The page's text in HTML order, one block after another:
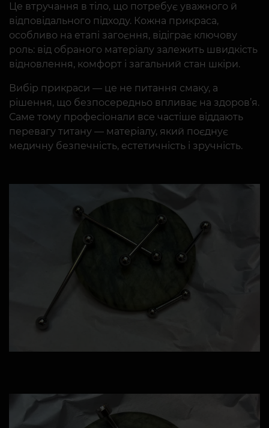
Це втручання в тіло, що потребує уважного й
відповідального підходу. Кожна прикраса,
особливо на етапі загоєння, відіграє ключову
роль: від обраного матеріалу залежить швидкість
відновлення, комфорт і загальний стан шкіри.
Вибір прикраси — це не питання смаку, а
рішення, що безпосередньо впливає на здоров’я.
Саме тому професіонали все частіше віддають
перевагу титану — матеріалу, який поєднує
медичну безпечність, естетичність і зручність.